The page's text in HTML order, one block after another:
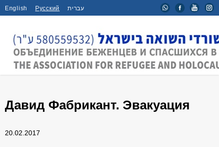
English Русский עברית
Главная / Новости / Давид Фабрикант. Эвакуация
Давид Фабрикант. Эвакуация
20.02.2017